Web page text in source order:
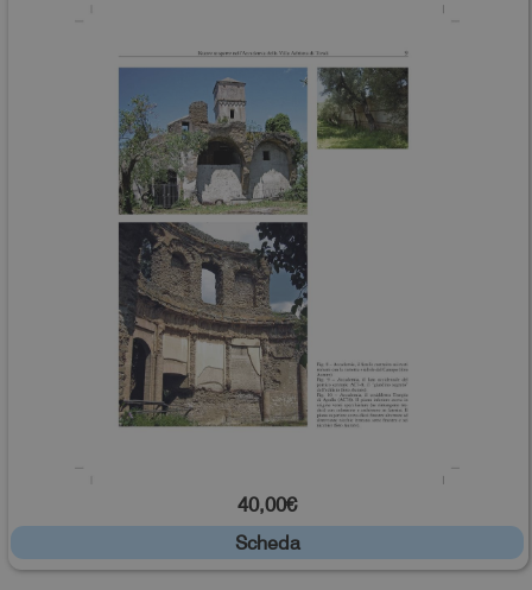
40,00€
Scheda